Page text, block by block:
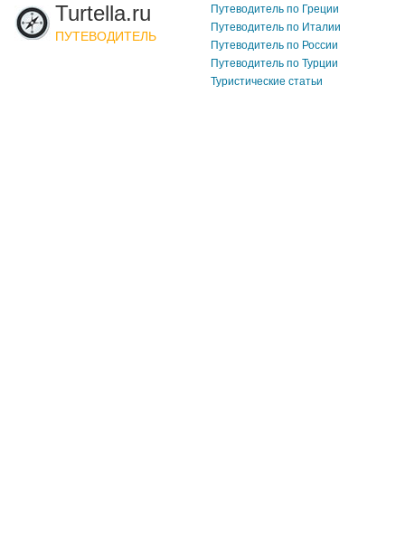
Turtella.ru
ПУТЕВОДИТЕЛЬ
Путеводитель по Греции
Путеводитель по Италии
Путеводитель по России
Путеводитель по Турции
Туристические статьи